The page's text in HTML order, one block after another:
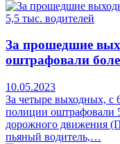
За прошедшие
оштрафовали
10.05.2023
За четыре выходных, с
полиции оштрафовали
дорожного движения
пьяный водитель,…